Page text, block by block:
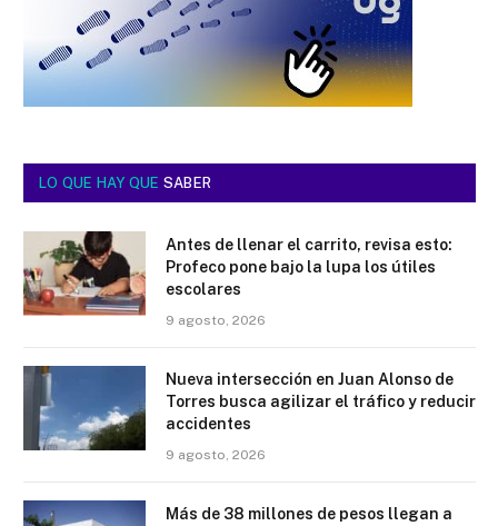
LO QUE HAY QUE SABER
Antes de llenar el carrito, revisa esto:
Profeco pone bajo la lupa los útiles
escolares
9 agosto, 2026
Nueva intersección en Juan Alonso de
Torres busca agilizar el tráfico y reducir
accidentes
9 agosto, 2026
Más de 38 millones de pesos llegan a